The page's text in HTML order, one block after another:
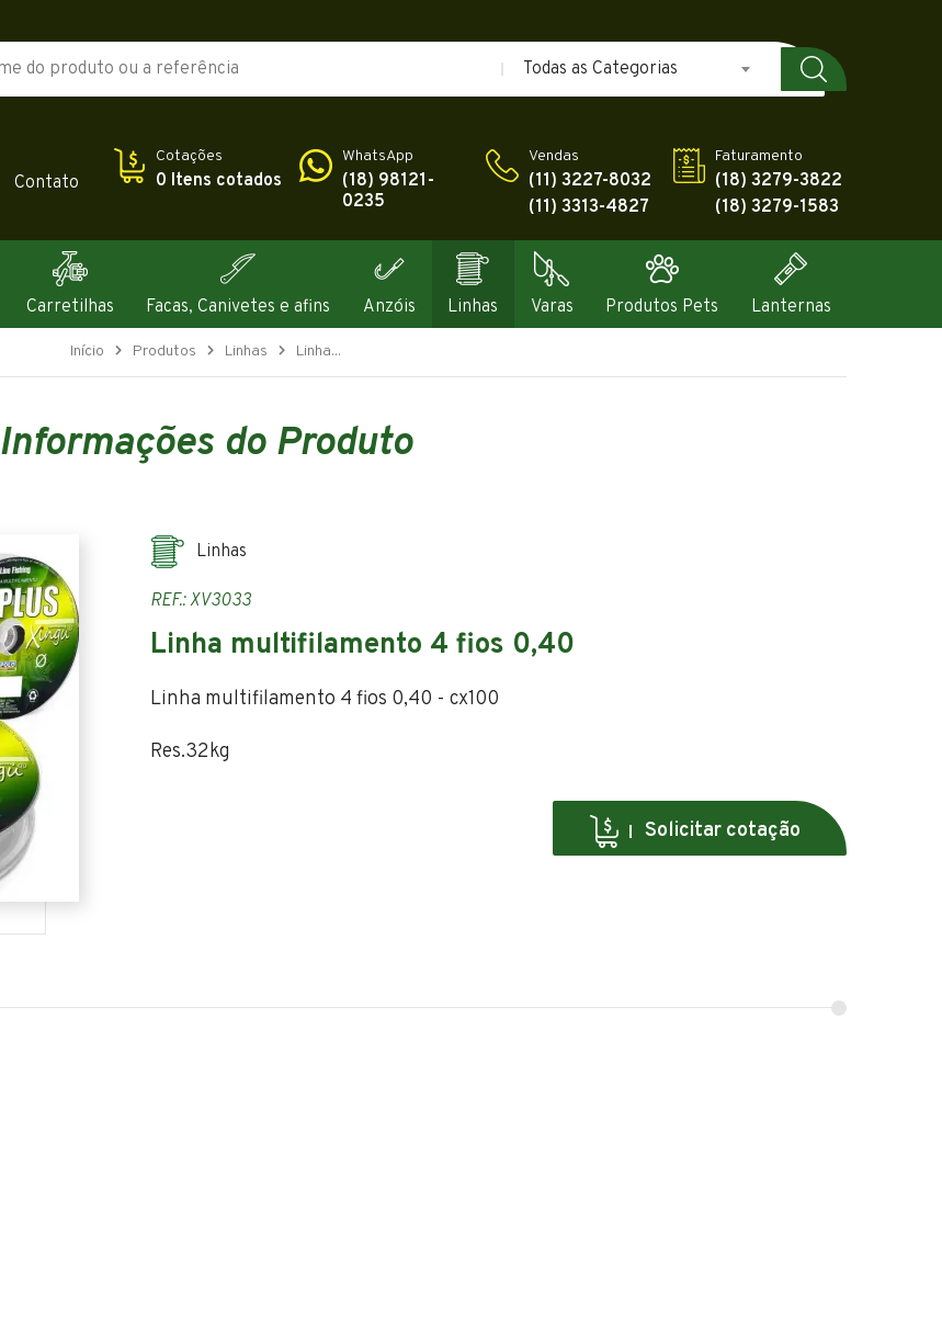
Todas as Categorias
Contato
Cotações
0 Itens cotados
WhatsApp
(18) 98121-
0235
Vendas
(11) 3227-8032
(11) 3313-4827
Faturamento
(18) 3279-3822
(18) 3279-1583
Carretilhas Facas, Canivetes e afins Anzóis Linhas Varas Produtos Pets Lanternas
Início Produtos Linhas Linha...
Informações do Produto
Linhas
REF.: XV3033
Linha multifilamento 4 fios 0,40
Linha multifilamento 4 fios 0,40 - cx100
Res.32kg
Solicitar cotação